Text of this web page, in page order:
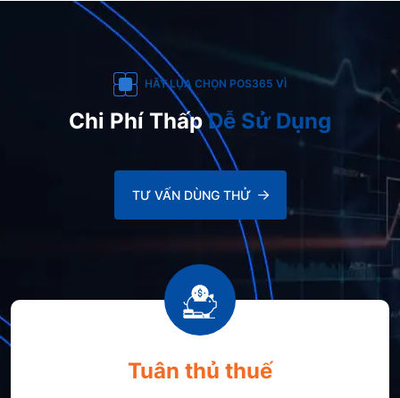
HÃY LỰA CHỌN POS365 VÌ
Chi Phí ThấpDễ Sử Dụng
TƯ VẤN DÙNG THỬ
Tuân thủ thuế